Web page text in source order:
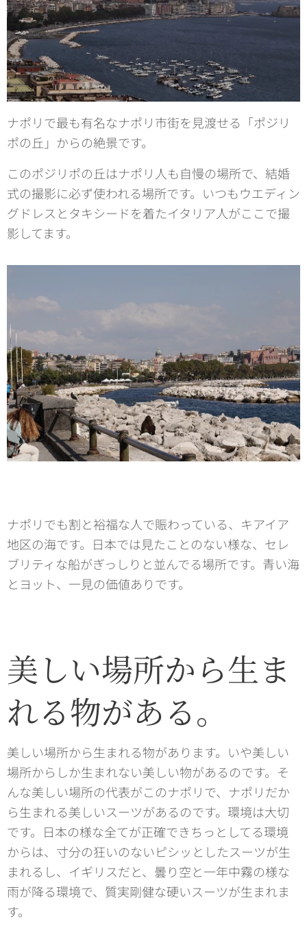
ナポリで最も有名なナポリ市街を見渡せる「ポジリ
ポの丘」からの絶景です。
このポジリポの丘はナポリ人も自慢の場所で、結婚
式の撮影に必ず使われる場所です。いつもウエディン
グドレスとタキシードを着たイタリア人がここで撮
影してます。
ナポリでも割と裕福な人で賑わっている、キアイア
地区の海です。日本では見たことのない様な、セレ
ブリティな船がぎっしりと並んでる場所です。青い海
とヨット、一見の価値ありです。
美しい場所から生ま
れる物がある。
美しい場所から生まれる物があります。いや美しい
場所からしか生まれない美しい物があるのです。そ
んな美しい場所の代表がこのナポリで、ナポリだか
ら生まれる美しいスーツがあるのです。環境は大切
です。日本の様な全てが正確できちっとしてる環境
からは、寸分の狂いのないピシッとしたスーツが生
まれるし、イギリスだと、曇り空と一年中霧の様な
雨が降る環境で、質実剛健な硬いスーツが生まれま
す。